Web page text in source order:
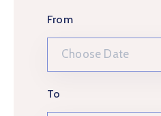
From
To